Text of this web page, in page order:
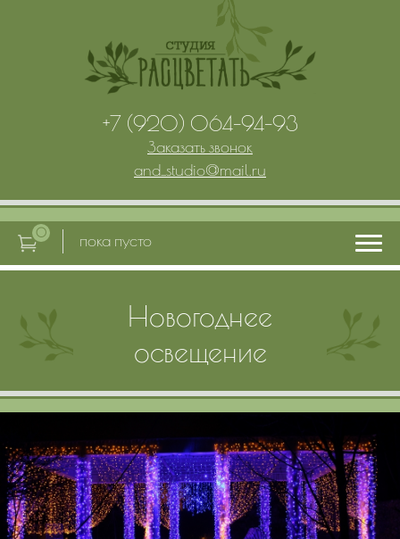
Новогоднее
освещение
+7 (920) 064-94-93
Заказать звонок
and_studio@mail.ru
0 пока пусто
Главная
Услуги
Цены
Контакты